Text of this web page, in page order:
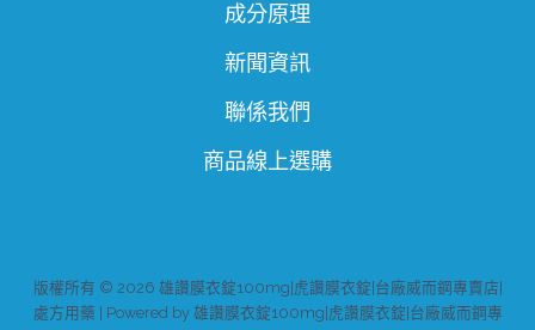
成分原理
新聞資訊
聯係我們
商品線上選購
版權所有 © 2026 雄讚膜衣錠100mg|虎讚膜衣錠|台廠威而鋼專賣店|
處方用藥 | Powered by 雄讚膜衣錠100mg|虎讚膜衣錠|台廠威而鋼專